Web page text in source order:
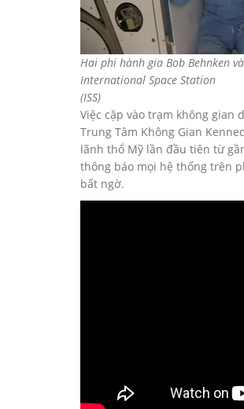
Hai phi hành gia Bob Behnken
International Space Station
(ISS)
Việc cặp vào trạm không gian
Trung Tâm Không Gian
lãnh thổ Mỹ lần đầu tiên từ
thông báo mọi hệ thống trên
bất ngờ.